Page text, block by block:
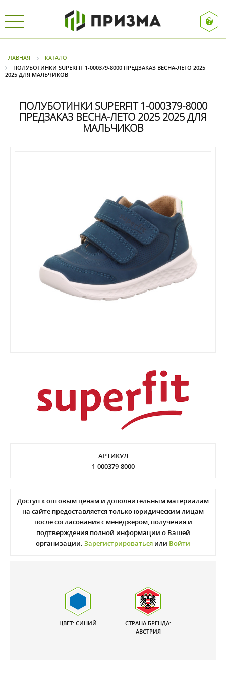
ГЛАВНАЯ
КАТАЛОГ
ПОЛУБОТИНКИ SUPERFIT 1-000379-8000 ПРЕДЗАКАЗ ВЕСНА-ЛЕТО 2025
2025 ДЛЯ МАЛЬЧИКОВ
ПОЛУБОТИНКИ SUPERFIT 1-000379-8000
ПРЕДЗАКАЗ ВЕСНА-ЛЕТО 2025 2025 ДЛЯ
МАЛЬЧИКОВ
АРТИКУЛ
1-000379-8000
Доступ к оптовым ценам и дополнительным материалам
на сайте предоставляется только юридическим лицам
после согласования с менеджером, получения и
подтверждения полной информации о Вашей
организации. Зарегистрироваться или Войти
ЦВЕТ: СИНИЙ
СТРАНА БРЕНДА:
АВСТРИЯ